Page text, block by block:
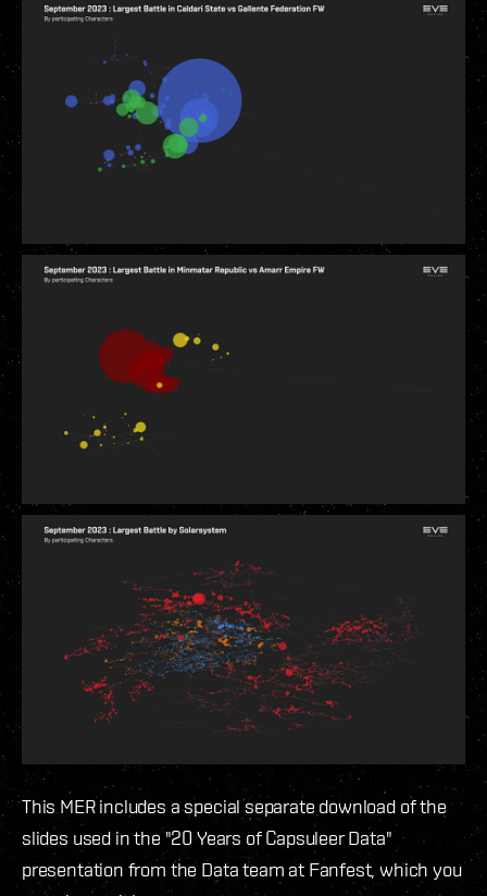
This MER includes a special separate download of the
slides used in the "20 Years of Capsuleer Data"
presentation from the Data team at Fanfest, which you